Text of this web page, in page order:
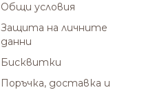
Общи условия
Защита на личните
данни
Бисквитки
Поръчка, доставка и